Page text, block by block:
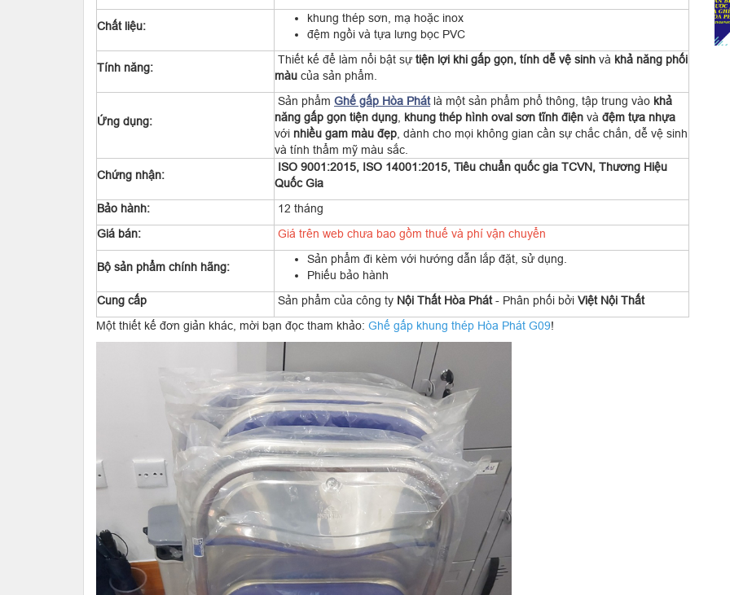
Chất liệu:
khung thép sơn, mạ hoặc inox
đệm ngồi và tựa lưng bọc PVC
Tính năng:
Thiết kế để làm nổi bật sự tiện lợi khi gấp gọn, tính dễ vệ sinh và khả năng phối
màu của sản phẩm.
Ứng dụng:
Sản phẩm Ghế gấp Hòa Phátlà một sản phẩm phổ thông, tập trung vào khả
năng gấp gọn tiện dụng khung thép hình oval sơn tĩnh điện và đệm tựa nhựa
với nhiều gam màu đẹp , dành cho mọi không gian cần sự chắc chắn, dễ vệ sinh
và tính thẩm mỹ màu sắc.
Chứng nhận:
ISO 9001:2015, ISO 14001:2015, Tiêu chuẩn quốc gia TCVN, Thương Hiệu
Quốc Gia
Bảo hành:
12 tháng
Giá bán:
Giá trên web chưa bao gồm thuế và phí vận chuyển
Bộ sản phẩm chính hãng:
Sản phẩm đi kèm với hướng dẫn lắp đặt, sử dụng.
Phiếu bảo hành
Cung cấp
Sản phẩm của công ty Nội Thất Hòa Phát- Phân phối bởi Việt Nội Thất
Một thiết kế đơn giản khác, mời bạn đọc tham khảo: Ghế gấp khung thép Hòa Phát G09!